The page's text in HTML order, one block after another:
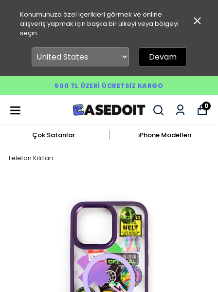
Konumunuza özel içerikleri görmek ve online
alışveriş yapmak için başka bir ülkeyi veya bölgeyi
seçin.
Devam
500 TL ÜZERI ÜCRETSIZ KARGO
0
Çok Satanlar iPhone Modelleri
Telefon Kılıfları